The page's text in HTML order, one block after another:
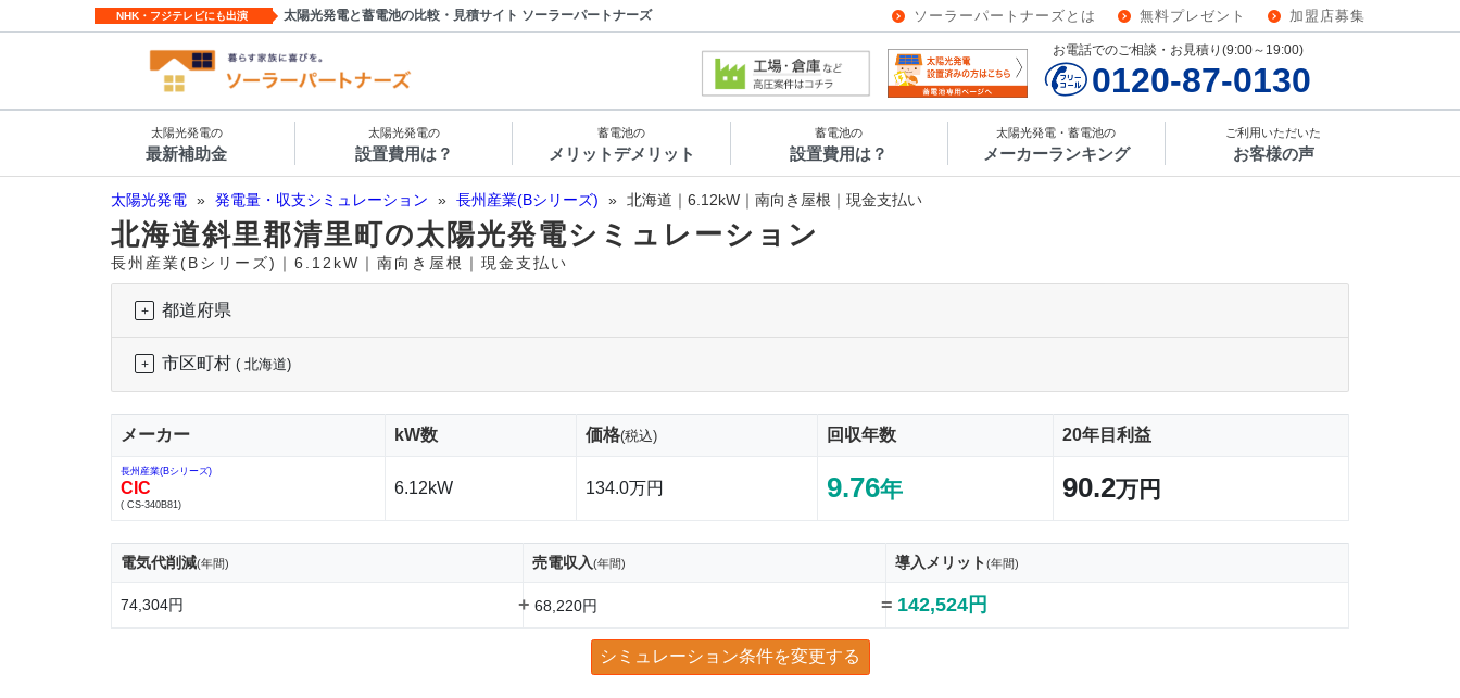
NHK・フジテレビにも出演 太陽光発電と蓄電池の比較・見積サイト ソーラーパートナーズ ソーラーパートナーズとは 無料プレゼント 加盟店募集
お電話でのご相談・お見積り(9:00～19:00)
0120-87-0130
太陽光発電の
最新補助金
太陽光発電の
設置費用は？
蓄電池の
メリットデメリット
蓄電池の
設置費用は？
太陽光発電・蓄電池の
メーカーランキング
ご利用いただいた
お客様の声
太陽光発電 » 発電量・収支シミュレーション » 長州産業(Bシリーズ) » 北海道｜6.12kW｜南向き屋根｜現金支払い
北海道斜里郡清里町の太陽光発電シミュレーション
長州産業(Bシリーズ)｜6.12kW｜南向き屋根｜現金支払い
都道府県
市区町村 ( 北海道)
メーカー kW数 価格(税込) 回収年数 20年目利益
長州産業(Bシリーズ)
CIC
( CS-340B81)
6.12kW 134.0万円 9.76年 90.2万円
電気代削減(年間) 売電収入(年間) 導入メリット(年間)
74,304円 + 68,220円 = 142,524円
シミュレーション条件を変更する